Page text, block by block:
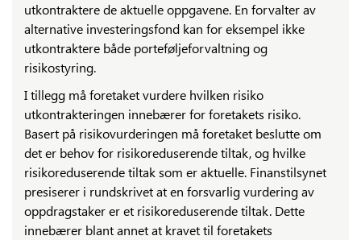
utkontraktere de aktuelle oppgavene. En forvalter av
alternative investeringsfond kan for eksempel ikke
utkontraktere både porteføljeforvaltning og
risikostyring.
I tillegg må foretaket vurdere hvilken risiko
utkontrakteringen innebærer for foretakets risiko.
Basert på risikovurderingen må foretaket beslutte om
det er behov for risikoreduserende tiltak, og hvilke
risikoreduserende tiltak som er aktuelle. Finanstilsynet
presiserer i rundskrivet at en forsvarlig vurdering av
oppdragstaker er et risikoreduserende tiltak. Dette
innebærer blant annet at kravet til foretakets